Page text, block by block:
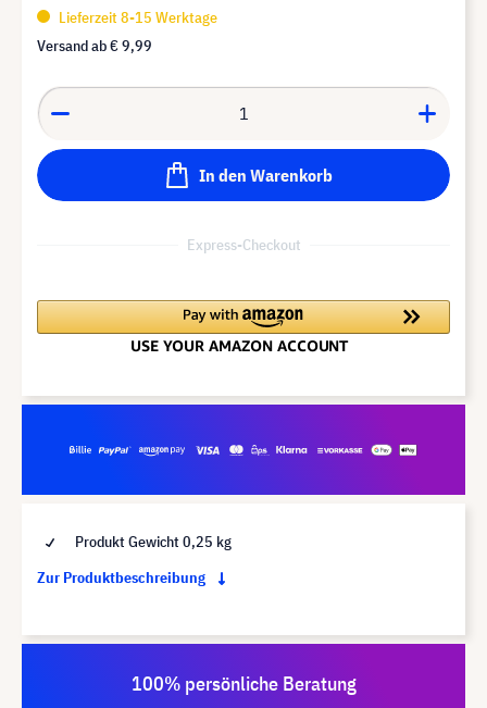
Lieferzeit 8-15 Werktage
Versand ab€ 9,99
In den Warenkorb
Express-Checkout
Produkt Gewicht 0,25 kg
Zur Produktbeschreibung
100% persönliche Beratung